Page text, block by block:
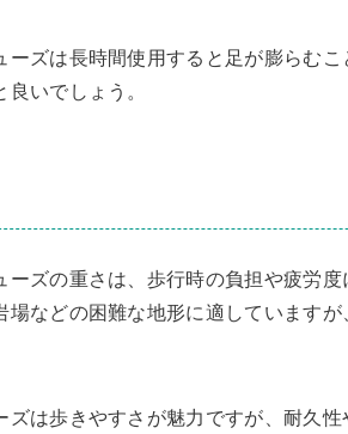
ーズは長時間使用すると足が膨らむ
いでしょう。
ーズの重さは、歩行時の負担や疲労
場などの困難な地形に適しています
ズは歩きやすさが魅力ですが、耐久